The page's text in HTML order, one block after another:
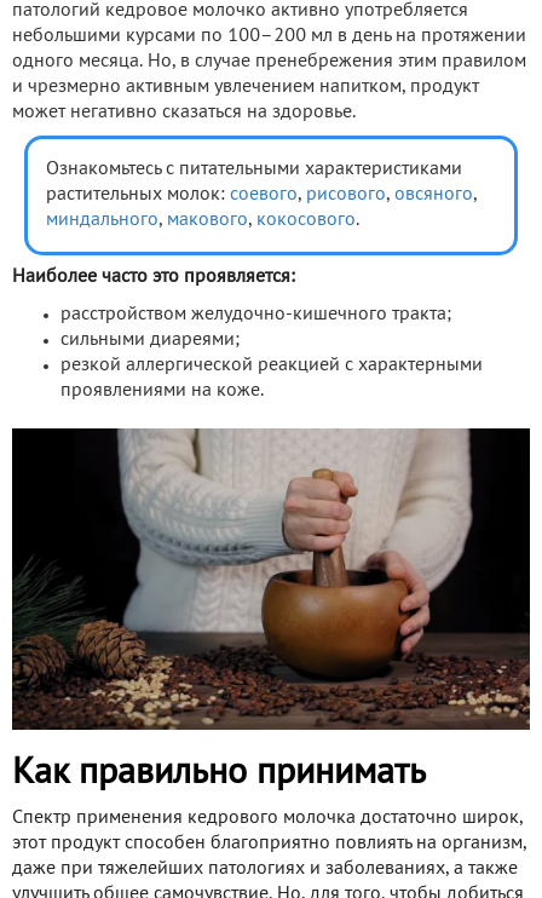
патологий кедровое молочко активно употребляется
небольшими курсами по 100–200 мл в день на протяжении
одного месяца. Но, в случае пренебрежения этим правилом
и чрезмерно активным увлечением напитком, продукт
может негативно сказаться на здоровье.
Ознакомьтесь с питательными характеристиками
растительных молок: соевого, рисового, овсяного,
миндального, макового, кокосового.
Наиболее часто это проявляется:
расстройством желудочно-кишечного тракта;
сильными диареями;
резкой аллергической реакцией с характерными
проявлениями на коже.
Как правильно принимать
Спектр применения кедрового молочка достаточно широк,
этот продукт способен благоприятно повлиять на организм,
даже при тяжелейших патологиях и заболеваниях, а также